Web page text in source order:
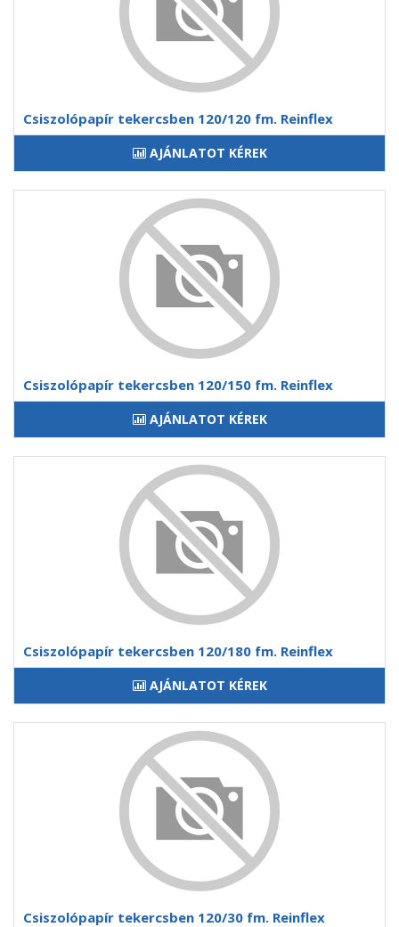
Csiszolópapír tekercsben 120/120 fm. Reinflex
AJÁNLATOT KÉREK
Csiszolópapír tekercsben 120/150 fm. Reinflex
AJÁNLATOT KÉREK
Csiszolópapír tekercsben 120/180 fm. Reinflex
AJÁNLATOT KÉREK
Csiszolópapír tekercsben 120/30 fm. Reinflex